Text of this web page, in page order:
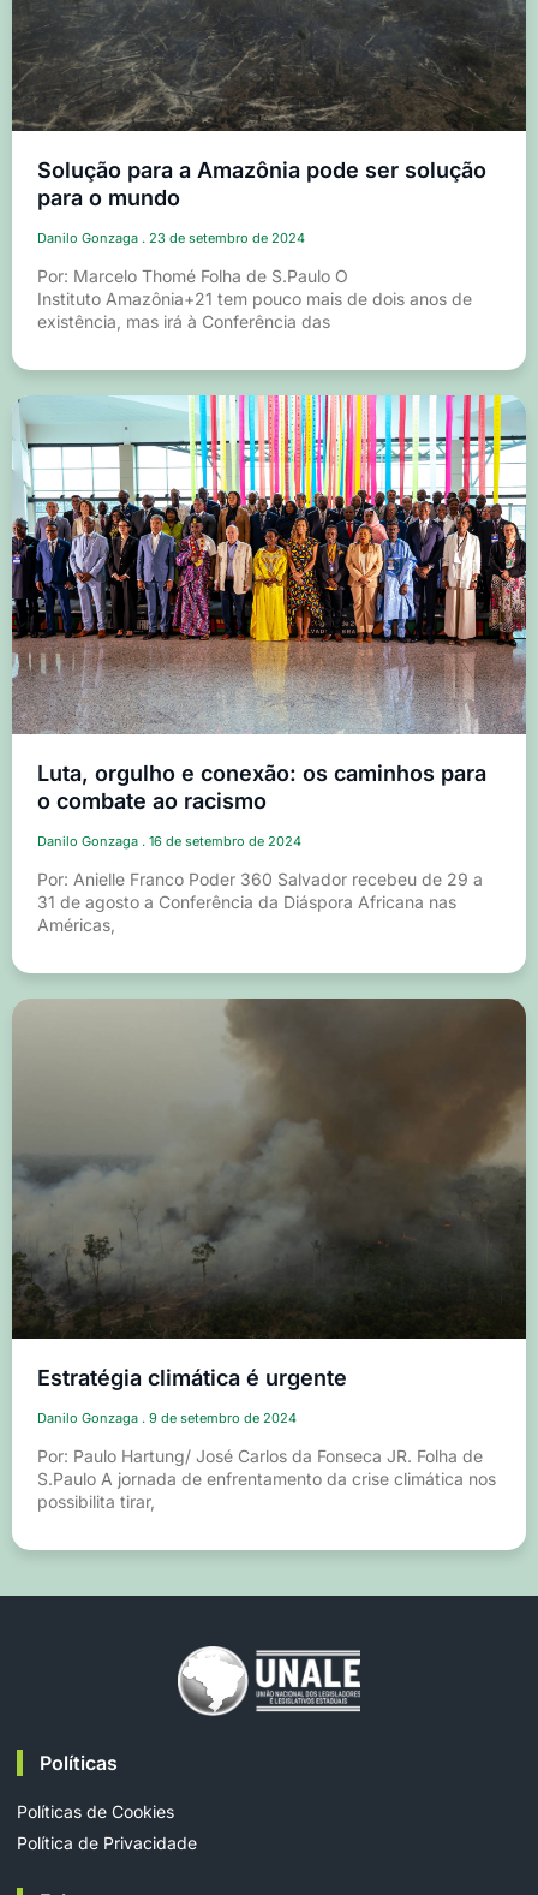
Solução para a Amazônia pode ser solução
para o mundo
Danilo Gonzaga 23 de setembro de 2024
Por: Marcelo Thomé Folha de S.Paulo O
Instituto Amazônia+21 tem pouco mais de dois anos de
existência, mas irá à Conferência das
Luta, orgulho e conexão: os caminhos para
o combate ao racismo
Danilo Gonzaga 16 de setembro de 2024
Por: Anielle Franco Poder 360 Salvador recebeu de 29 a
31 de agosto a Conferência da Diáspora Africana nas
Américas,
Estratégia climática é urgente
Danilo Gonzaga 9 de setembro de 2024
Por: Paulo Hartung/ José Carlos da Fonseca JR. Folha de
S.Paulo A jornada de enfrentamento da crise climática nos
possibilita tirar,
Políticas
Políticas de Cookies
Política de Privacidade